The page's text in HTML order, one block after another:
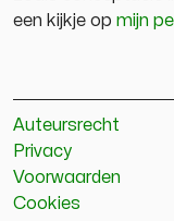
een kijkje op mijn
Auteursrecht
Privacy
Voorwaarden
Cookies